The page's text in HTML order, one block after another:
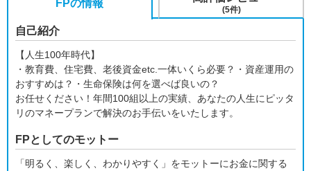
FPの情報
自己紹介
【人生100年時代】
・教育費、住宅費、老後資金etc.一体いくら必要？・資産運用の
おすすめは？・生命保険は何を選べば良いの？
お任せください！年間100組以上の実績、あなたの人生にピッタ
リのマネープランで解決のお手伝いをいたします。
FPとしてのモットー
「明るく、楽しく、わかりやすく」をモットーにお金に関する
(5件)